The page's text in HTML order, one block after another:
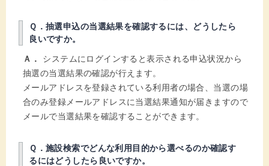
Ｑ．抽選申込の当選結果を確認するには、どうしたら
良いですか。
Ａ．
システムにログインすると表示される申込状況から
抽選の当選結果の確認が行えます。
メールアドレスを登録されている利用者の場合、当選の場
合のみ登録メールアドレスに当選結果通知が届きますので
メールで当選結果を確認することができます。
Ｑ．施設検索でどんな利用目的から選べるのか確認す
るにはどうしたら良いですか。